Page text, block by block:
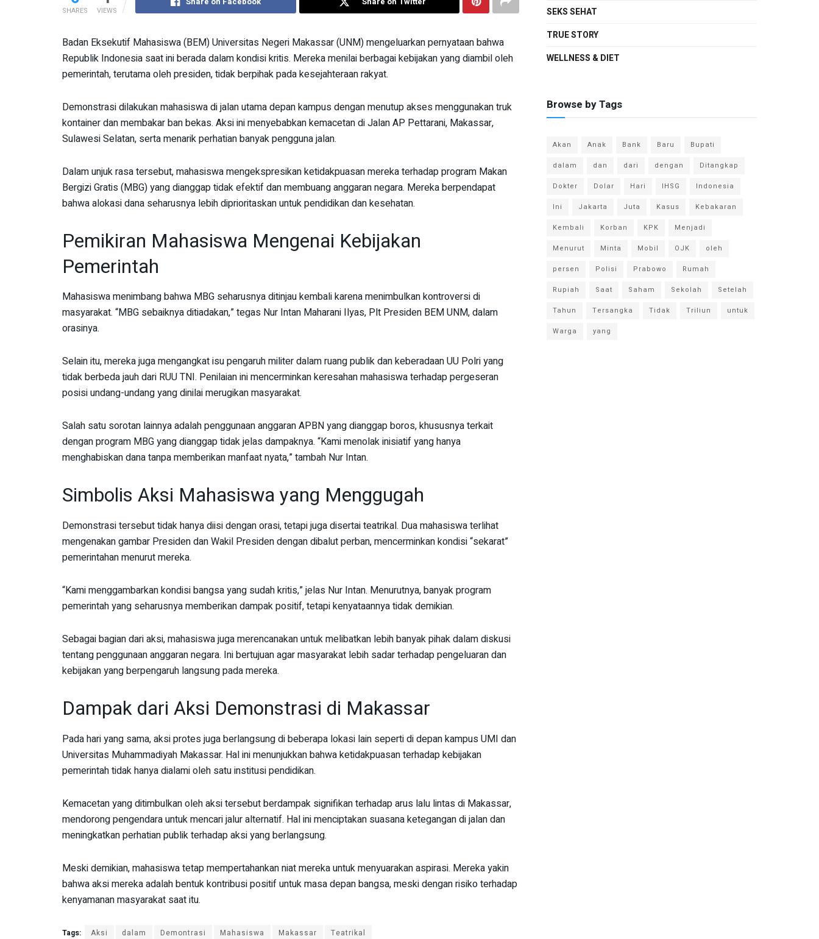
SHARES VIEWS
Badan Eksekutif Mahasiswa (BEM) Universitas Negeri Makassar (UNM) mengeluarkan pernyataan bahwa
Republik Indonesia saat ini berada dalam kondisi kritis. Mereka menilai berbagai kebijakan yang diambil oleh
pemerintah, terutama oleh presiden, tidak berpihak pada kesejahteraan rakyat.
Demonstrasi dilakukan mahasiswa di jalan utama depan kampus dengan menutup akses menggunakan truk
kontainer dan membakar ban bekas. Aksi ini menyebabkan kemacetan di Jalan AP Pettarani, Makassar,
Sulawesi Selatan, serta menarik perhatian banyak pengguna jalan.
Dalam unjuk rasa tersebut, mahasiswa mengekspresikan ketidakpuasan mereka terhadap program Makan
Bergizi Gratis (MBG) yang dianggap tidak efektif dan membuang anggaran negara. Mereka berpendapat
bahwa alokasi dana seharusnya lebih diprioritaskan untuk pendidikan dan kesehatan.
Pemikiran Mahasiswa Mengenai Kebijakan
Pemerintah
Mahasiswa menimbang bahwa MBG seharusnya ditinjau kembali karena menimbulkan kontroversi di
masyarakat. “MBG sebaiknya ditiadakan,” tegas Nur Intan Maharani Ilyas, Plt Presiden BEM UNM, dalam
orasinya.
Selain itu, mereka juga mengangkat isu pengaruh militer dalam ruang publik dan keberadaan UU Polri yang
tidak berbeda jauh dari RUU TNI. Penilaian ini mencerminkan keresahan mahasiswa terhadap pergeseran
posisi undang-undang yang dinilai merugikan masyarakat.
Salah satu sorotan lainnya adalah penggunaan anggaran APBN yang dianggap boros, khususnya terkait
dengan program MBG yang dianggap tidak jelas dampaknya. “Kami menolak inisiatif yang hanya
menghabiskan dana tanpa memberikan manfaat nyata,” tambah Nur Intan.
Simbolis Aksi Mahasiswa yang Menggugah
Demonstrasi tersebut tidak hanya diisi dengan orasi, tetapi juga disertai teatrikal. Dua mahasiswa terlihat
mengenakan gambar Presiden dan Wakil Presiden dengan dibalut perban, mencerminkan kondisi “sekarat”
pemerintahan menurut mereka.
“Kami menggambarkan kondisi bangsa yang sudah kritis,” jelas Nur Intan. Menurutnya, banyak program
pemerintah yang seharusnya memberikan dampak positif, tetapi kenyataannya tidak demikian.
Sebagai bagian dari aksi, mahasiswa juga merencanakan untuk melibatkan lebih banyak pihak dalam diskusi
tentang penggunaan anggaran negara. Ini bertujuan agar masyarakat lebih sadar terhadap pengeluaran dan
kebijakan yang berpengaruh langsung pada mereka.
Dampak dari Aksi Demonstrasi di Makassar
Pada hari yang sama, aksi protes juga berlangsung di beberapa lokasi lain seperti di depan kampus UMI dan
Universitas Muhammadiyah Makassar. Hal ini menunjukkan bahwa ketidakpuasan terhadap kebijakan
pemerintah tidak hanya dialami oleh satu institusi pendidikan.
Kemacetan yang ditimbulkan oleh aksi tersebut berdampak signifikan terhadap arus lalu lintas di Makassar,
mendorong pengendara untuk mencari jalur alternatif. Hal ini menciptakan suasana ketegangan di jalan dan
meningkatkan perhatian publik terhadap aksi yang berlangsung.
Meski demikian, mahasiswa tetap mempertahankan niat mereka untuk menyuarakan aspirasi. Mereka yakin
bahwa aksi mereka adalah bentuk kontribusi positif untuk masa depan bangsa, meski dengan risiko terhadap
kenyamanan masyarakat saat itu.
Tags: Aksi dalam Demontrasi Mahasiswa Makassar Teatrikal
SEKS SEHAT
TRUE STORY
WELLNESS & DIET
Browse by Tags
Akan Anak Bank Baru
Bupati
dalam
dan dari dengan
Ditangkap
Dokter
Dolar Hari IHSG
Indonesia
Ini
Jakarta Juta Kasus
Kebakaran
Kembali
Korban KPK
Menjadi
Menurut
Minta Mobil OJK
oleh
persen
Polisi Prabowo
Rumah
Rupiah
Saat Saham Sekolah
Setelah
Tahun
Tersangka Tidak Triliun
untuk
Warga
yang